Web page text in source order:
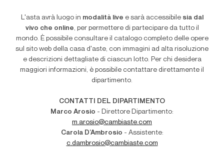
L'asta avrà luogo in modalità live e sarà accessibile sia dal
vivo che online, per permettere di partecipare da tutto il
mondo. È possibile consultare il catalogo completo delle opere
sul sito web della casa d'aste, con immagini ad alta risoluzione
e descrizioni dettagliate di ciascun lotto. Per chi desidera
maggiori informazioni, è possibile contattare direttamente il
dipartimento.
CONTATTI DEL DIPARTIMENTO
Marco Arosio - Direttore Dipartimento:
m.arosio@cambiaste.com
Carola D’Ambrosio - Assistente:
c.dambrosio@cambiaste.com